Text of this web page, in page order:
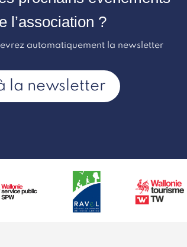
l’association ?
automatiquement la newsletter
la newsletter